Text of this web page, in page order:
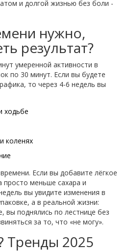
и долгой жизнью без боли -
нужно,
результат?
умеренной активности в
по 30 минут. Если вы будете
то через 4-6 недель вы
ходьбе
коленях
Если вы добавите лёгкое
просто меньше сахара и
вы увидите изменения в
а в реальной жизни:
вы поднялись по лестнице без
за то, что «не могу».
Тренды 2025